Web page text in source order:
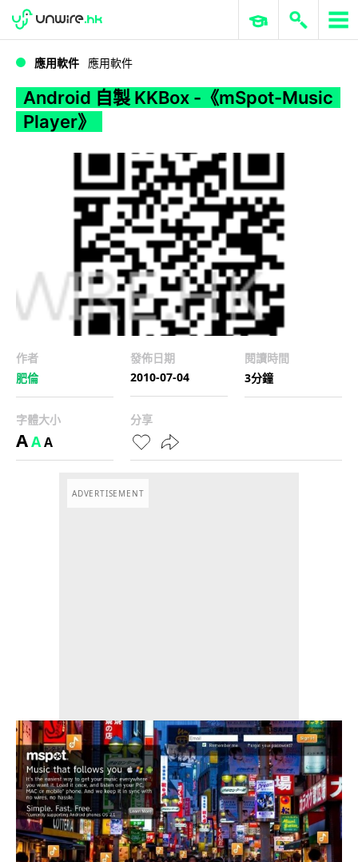
WWDC 2026 ERP 與商業 AI
應用軟件 應用軟件
Android 自製 KKBox -《mSpot-Music
Player》
作者
肥倫
發佈日期
2010-07-04
閱讀時間
3分鐘
字體大小
AAA
分享
ADVERTISEMENT